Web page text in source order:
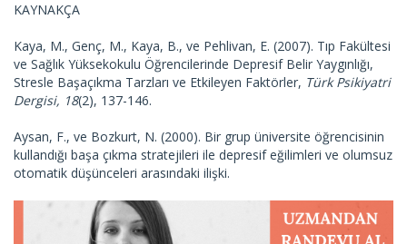
KAYNAKÇA
Kaya, M., Genç, M., Kaya, B., ve Pehlivan, E. (2007). Tıp Fakültesi
ve Sağlık Yüksekokulu Öğrencilerinde Depresif Belir Yaygınlığı,
Stresle Başaçıkma Tarzları ve Etkileyen Faktörler, Türk Psikiyatri
Dergisi, 18(2), 137-146.
Aysan, F., ve Bozkurt, N. (2000). Bir grup üniversite öğrencisinin
kullandığı başa çıkma stratejileri ile depresif eğilimleri ve olumsuz
otomatik düşünceleri arasındaki ilişki.